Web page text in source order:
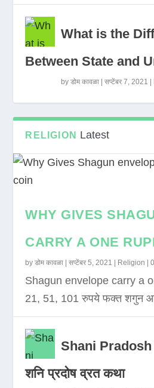
What is the
Between State and
byडोम कावळा |सप्टेंबर 7, 2021
RELIGION Latest
WHY GIVES
CARRY A ONE
byडोम कावळा |सप्टेंबर 5, 2021 Religion |
Shagun envelope carry a
21, 51, 101 रुपये फक्त शगुन
Shani
शनि प्रदोष व्रत कथा